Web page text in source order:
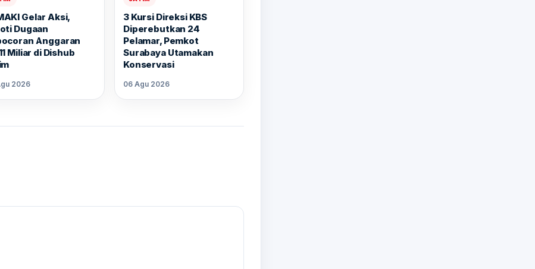
Gelar Aksi,
Dugaan
Anggaran
Miliar di Dishub
2026
3 Kursi Direksi KBS
Diperebutkan 24
Pelamar, Pemkot
Surabaya Utamakan
Konservasi
06 Agu 2026